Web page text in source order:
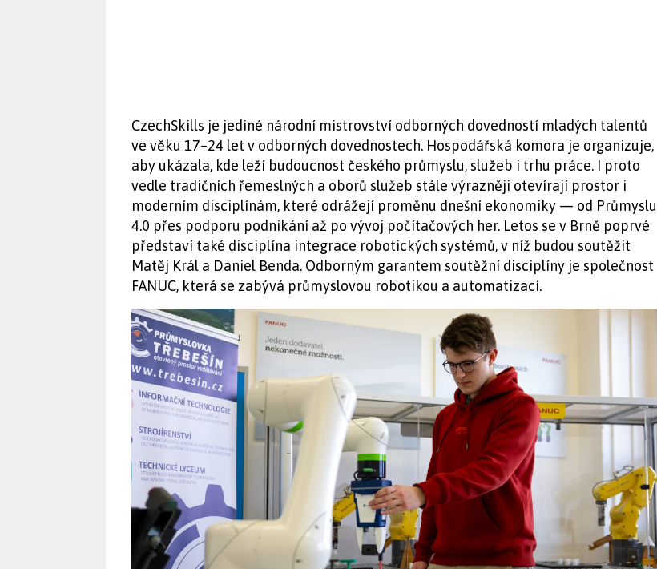
CzechSkills je jediné národní mistrovství odborných dovedností mladých talentů
ve věku 17–24 let v odborných dovednostech. Hospodářská komora je organizuje,
aby ukázala, kde leží budoucnost českého průmyslu, služeb i trhu práce. I proto
vedle tradičních řemeslných a oborů služeb stále výrazněji otevírají prostor i
moderním disciplínám, které odrážejí proměnu dnešní ekonomiky — od Průmyslu
4.0 přes podporu podnikání až po vývoj počítačových her. Letos se v Brně poprvé
představí také disciplína integrace robotických systémů, v níž budou soutěžit
Matěj Král a Daniel Benda. Odborným garantem soutěžní disciplíny je společnost
FANUC, která se zabývá průmyslovou robotikou a automatizací.